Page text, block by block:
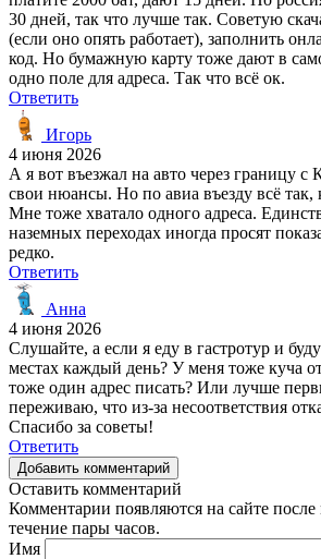
30 дней, так что лучше так. Советую
(если оно опять работает), заполнить
код. Но бумажную карту тоже дают в
одно поле для адреса. Так что всё ок.
Ответить
Игорь
4 июня 2026
А я вот въезжал на авто через границу
свои нюансы. Но по авиа въезду всё так,
Мне тоже хватало одного адреса.
наземных переходах иногда просят
редко.
Ответить
Анна
4 июня 2026
Слушайте, а если я еду в гастротур и
местах каждый день? У меня тоже куча
тоже один адрес писать? Или лучше
переживаю, что из-за несоответствия
Спасибо за советы!
Ответить
Добавить комментарий
Оставить комментарий
Комментарии появляются на сайте
течение пары часов.
Имя